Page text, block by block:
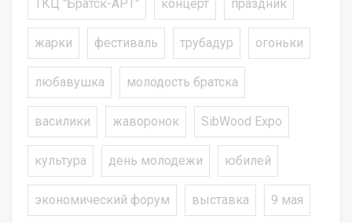
ТКЦ "Братск-АРТ" концерт праздник
жарки фестиваль трубадур огоньки
любавушка молодость братска
василики жаворонок SibWood Expo
культура день молодежи юбилей
экономический форум выставка 9 мая